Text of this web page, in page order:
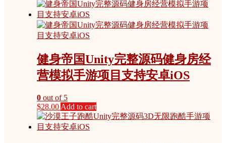
健身帝国Unity完整源码健身房经
营模拟手游项目支持安卓iOS
0 out of 5
$28.00 Add to cart